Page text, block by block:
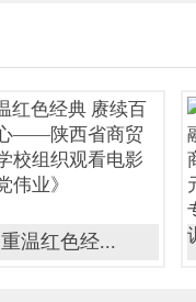
重温红色经...